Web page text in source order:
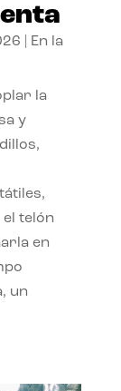
En la
la
y
el telón
en
un